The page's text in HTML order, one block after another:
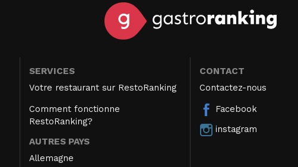
SERVICES
Votre restaurant sur RestoRanking
Comment fonctionne
RestoRanking?
AUTRES PAYS
Allemagne
CONTACT
Contactez-nous
Facebook
instagram